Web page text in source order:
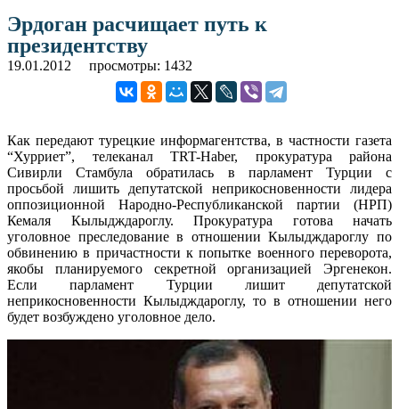
Эрдоган расчищает путь к
президентству
19.01.2012 просмотры: 1432
Как передают турецкие информагентства, в частности газета
“Хурриет”, телеканал TRT-Haber, прокуратура района
Сивирли Стамбула обратилась в парламент Турции с
просьбой лишить депутатской неприкосновенности лидера
оппозиционной Народно-Республиканской партии (НРП)
Кемаля Кылыдждароглу. Прокуратура готова начать
уголовное преследование в отношении Кылыдждароглу по
обвинению в причастности к попытке военного переворота,
якобы планируемого секретной организацией Эргенекон.
Если парламент Турции лишит депутатской
неприкосновенности Кылыдждароглу, то в отношении него
будет возбуждено уголовное дело.